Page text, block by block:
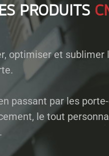
produits
optimiser et
passant par les
le tout